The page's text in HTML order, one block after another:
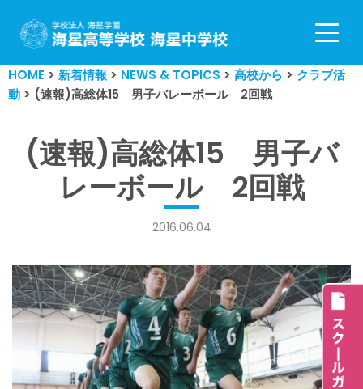
コ
ン
テ
ン
HOME > 新着情報 > NEWS & TOPICS > 高校から > クラブ活
動 > (速報)高総体15 男子バレーボール 2回戦
(速報)高総体15 男子バ
レーボール 2回戦
2016.06.04